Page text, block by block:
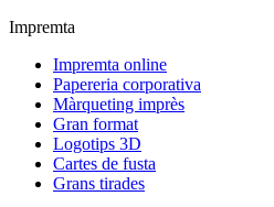
Impremta
Impremta online
Papereria corporativa
Màrqueting imprès
Gran format
Logotips 3D
Cartes de fusta
Grans tirades